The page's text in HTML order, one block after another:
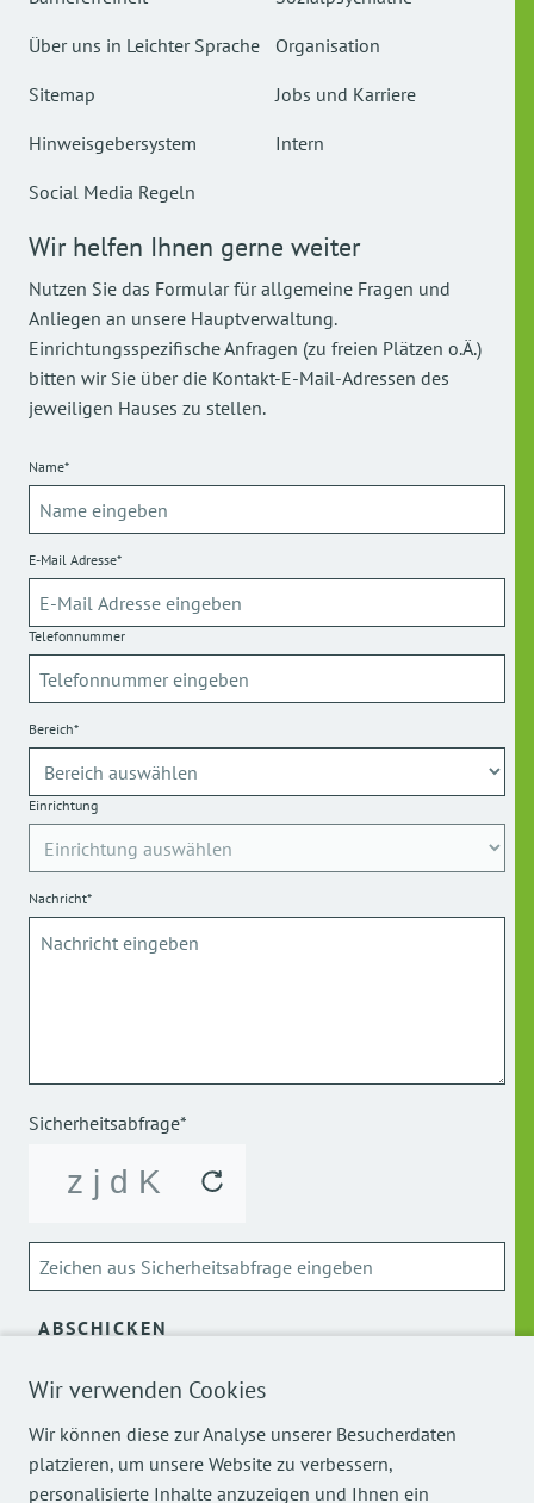
Wir verwenden Cookies
Wir können diese zur Analyse unserer Besucherdaten
platzieren, um unsere Website zu verbessern,
personalisierte Inhalte anzuzeigen und Ihnen ein
Über uns in Leichter Sprache
Sitemap
Hinweisgebersystem
Social Media Regeln
Organisation
Jobs und Karriere
Intern
Wir helfen Ihnen gerne weiter
Nutzen Sie das Formular für allgemeine Fragen und
Anliegen an unsere Hauptverwaltung.
Einrichtungsspezifische Anfragen (zu freien Plätzen o.Ä.)
bitten wir Sie über die Kontakt-E-Mail-Adressen des
jeweiligen Hauses zu stellen.
Name*
E-Mail Adresse*
Telefonnummer
Bereich*
Einrichtung
Nachricht*
Sicherheitsabfrage*
ABSCHICKEN
Über die Verarbeitung meiner personenbezogenen Daten